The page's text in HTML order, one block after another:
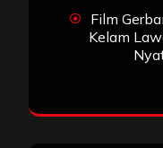
Film
Kelam